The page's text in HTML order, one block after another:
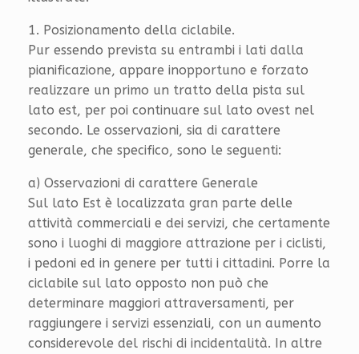
1. Posizionamento della ciclabile.
Pur essendo prevista su entrambi i lati dalla
pianificazione, appare inopportuno e forzato
realizzare un primo un tratto della pista sul
lato est, per poi continuare sul lato ovest nel
secondo. Le osservazioni, sia di carattere
generale, che specifico, sono le seguenti:
a) Osservazioni di carattere Generale
Sul lato Est è localizzata gran parte delle
attività commerciali e dei servizi, che certamente
sono i luoghi di maggiore attrazione per i ciclisti,
i pedoni ed in genere per tutti i cittadini. Porre la
ciclabile sul lato opposto non può che
determinare maggiori attraversamenti, per
raggiungere i servizi essenziali, con un aumento
considerevole del rischi di incidentalità. In altre